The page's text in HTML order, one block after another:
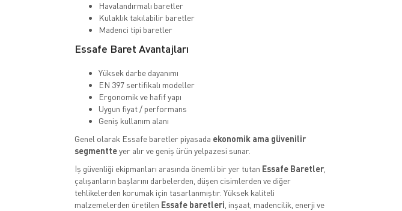
Havalandırmalı baretler
Kulaklık takılabilir baretler
Madenci tipi baretler
Essafe Baret Avantajları
Yüksek darbe dayanımı
EN 397 sertifikalı modeller
Ergonomik ve hafif yapı
Uygun fiyat / performans
Geniş kullanım alanı
Genel olarak Essafe baretler piyasada ekonomik ama güvenilir
segmentteyer alır ve geniş ürün yelpazesi sunar.
İş güvenliği ekipmanları arasında önemli bir yer tutan Essafe Baretler,
çalışanların başlarını darbelerden, düşen cisimlerden ve diğer
tehlikelerden korumak için tasarlanmıştır. Yüksek kaliteli
malzemelerden üretilen Essafe baretleri , inşaat, madencilik, enerji ve